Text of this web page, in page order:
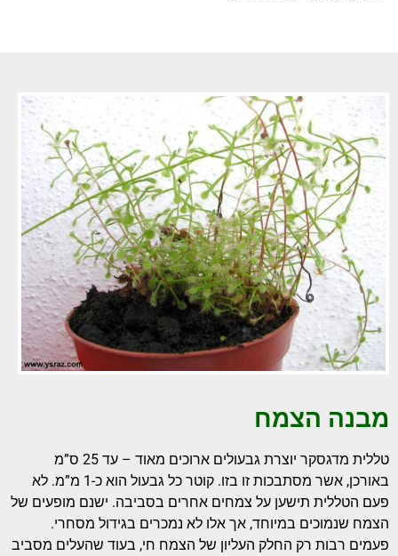
מבנה הצמח
טללית מדגסקר יוצרת גבעולים ארוכים מאוד – עד 25 ס”מ
באורכן, אשר מסתבכות זו בזו. קוטר כל גבעול הוא כ-1 מ”מ. לא
פעם הטללית תישען על צמחים אחרים בסביבה. ישנם מופעים של
הצמח שנמוכים במיוחד, אך אלו לא נמכרים בגידול מסחרי.
פעמים רבות רק החלק העליון של הצמח חי, בעוד שהעלים מסביב